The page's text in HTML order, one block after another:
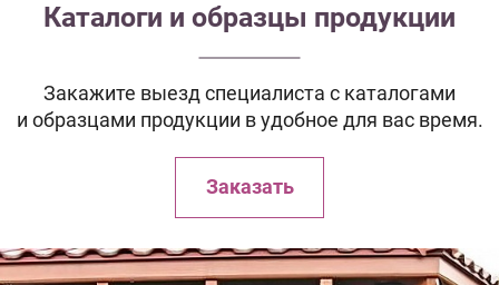
Каталоги и образцы продукции
Закажите выезд специалиста с каталогами
и образцами продукции в удобное для вас время.
Заказать